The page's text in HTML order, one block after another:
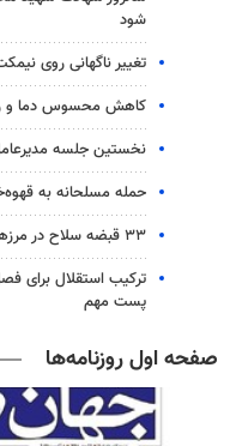
شود
تغییر ناگهانی روی
کاهش محسوس دما و
نخستین جلسه مدیرعامل
حمله مسلحانه به قهوه‌خانه‌ای در
۳۳ قبضه سلاح در مرزهای آذربایجان‌غربی کشف شد
ترکیب استقلال برای
پست مهم
صفحه اول روزنامه‌ها